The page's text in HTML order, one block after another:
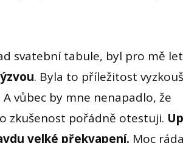
svatební tabule, byl pro mě
. Byla to příležitost
A vůbec by mne nenapadlo, že
zkušenost pořádně otestuji.
velké překvapení. Moc